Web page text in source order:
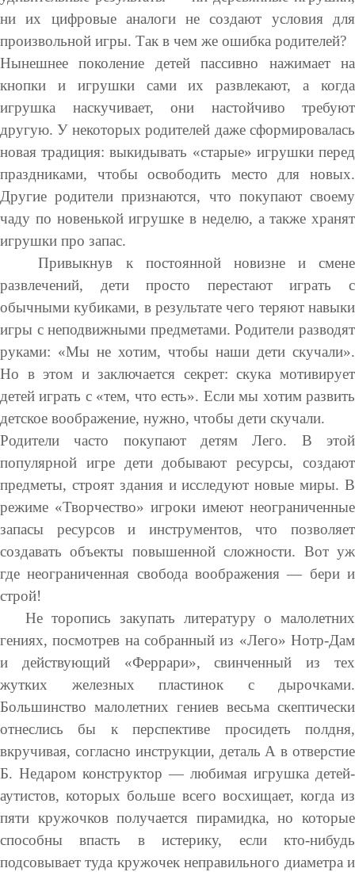
ни их цифровые аналоги не создают условия для
произвольной игры. Так в чем же ошибка родителей?
Нынешнее поколение детей пассивно нажимает на
кнопки и игрушки сами их развлекают, а когда
игрушка наскучивает, они настойчиво требуют
другую. У некоторых родителей даже сформировалась
новая традиция: выкидывать «старые» игрушки перед
праздниками, чтобы освободить место для новых.
Другие родители признаются, что покупают своему
чаду по новенькой игрушке в неделю, а также хранят
игрушки про запас.
Привыкнув к постоянной новизне и смене
развлечений, дети просто перестают играть с
обычными кубиками, в результате чего теряют навыки
игры с неподвижными предметами. Родители разводят
руками: «Мы не хотим, чтобы наши дети скучали».
Но в этом и заключается секрет: скука мотивирует
детей играть с «тем, что есть». Если мы хотим развить
детское воображение, нужно, чтобы дети скучали.
Родители часто покупают детям Лего. В этой
популярной игре дети добывают ресурсы, создают
предметы, строят здания и исследуют новые миры. В
режиме «Творчество» игроки имеют неограниченные
запасы ресурсов и инструментов, что позволяет
создавать объекты повышенной сложности. Вот уж
где неограниченная свобода воображения — бери и
строй!
Не торопись закупать литературу о малолетних
гениях, посмотрев на собранный из «Лего» Нотр-Дам
и действующий «Феррари», свинченный из тех
жутких железных пластинок с дырочками.
Большинство малолетних гениев весьма скептически
отнеслись бы к перспективе просидеть полдня,
вкручивая, согласно инструкции, деталь А в отверстие
Б. Недаром конструктор — любимая игрушка детей-
аутистов, которых больше всего восхищает, когда из
пяти кружочков получается пирамидка, но которые
способны впасть в истерику, если кто-нибудь
подсовывает туда кружочек неправильного диаметра и